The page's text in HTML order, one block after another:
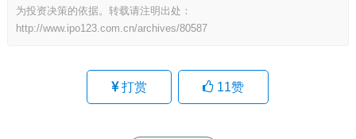
为投资决策的依据。转载请注明出处：
http://www.ipo123.com.cn/archives/80587
打赏 11赞